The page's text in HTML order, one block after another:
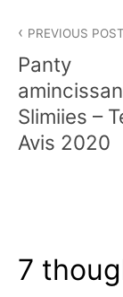
de
l’article
PREVIOUS POST
Panty
Slimiies –
Avis 2020
7